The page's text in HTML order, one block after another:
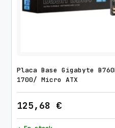
Placa Base Gigabyte
1700/ Micro ATX
125,68 €